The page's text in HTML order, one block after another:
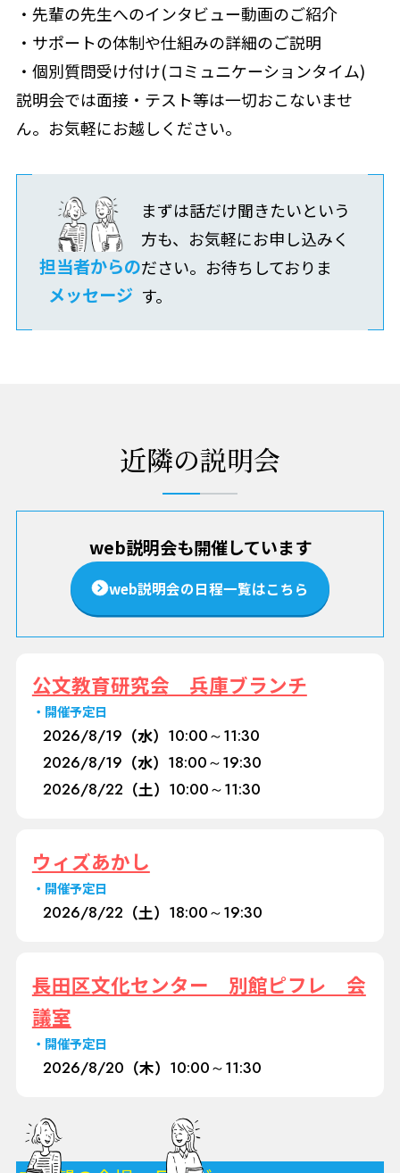
・先輩の先生へのインタビュー動画のご紹介
・サポートの体制や仕組みの詳細のご説明
・個別質問受け付け(コミュニケーションタイム)
説明会では面接・テスト等は一切おこないませ
ん。お気軽にお越しください。
担当者からの
メッセージ
まずは話だけ聞きたいという
方も、お気軽にお申し込みく
ださい。お待ちしておりま
す。
近隣の説明会
web説明会も開催しています
web説明会の日程一覧はこちら
公文教育研究会 兵庫ブランチ
開催予定日
2026/8/19 （水） 10:00～11:30
2026/8/19 （水） 18:00～19:30
2026/8/22 （土） 10:00～11:30
ウィズあかし
開催予定日
2026/8/22 （土） 18:00～19:30
長田区文化センター 別館ピフレ 会
議室
開催予定日
2026/8/20 （木） 10:00～11:30